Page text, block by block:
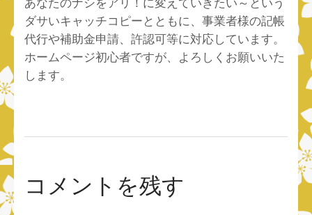
ダサいキャッチコピーとともに、事業者様の記帳
代行や補助金申請、許認可等に対応しています。
ホームページ初心者ですが、よろしくお願いいた
します。
コメントを残す